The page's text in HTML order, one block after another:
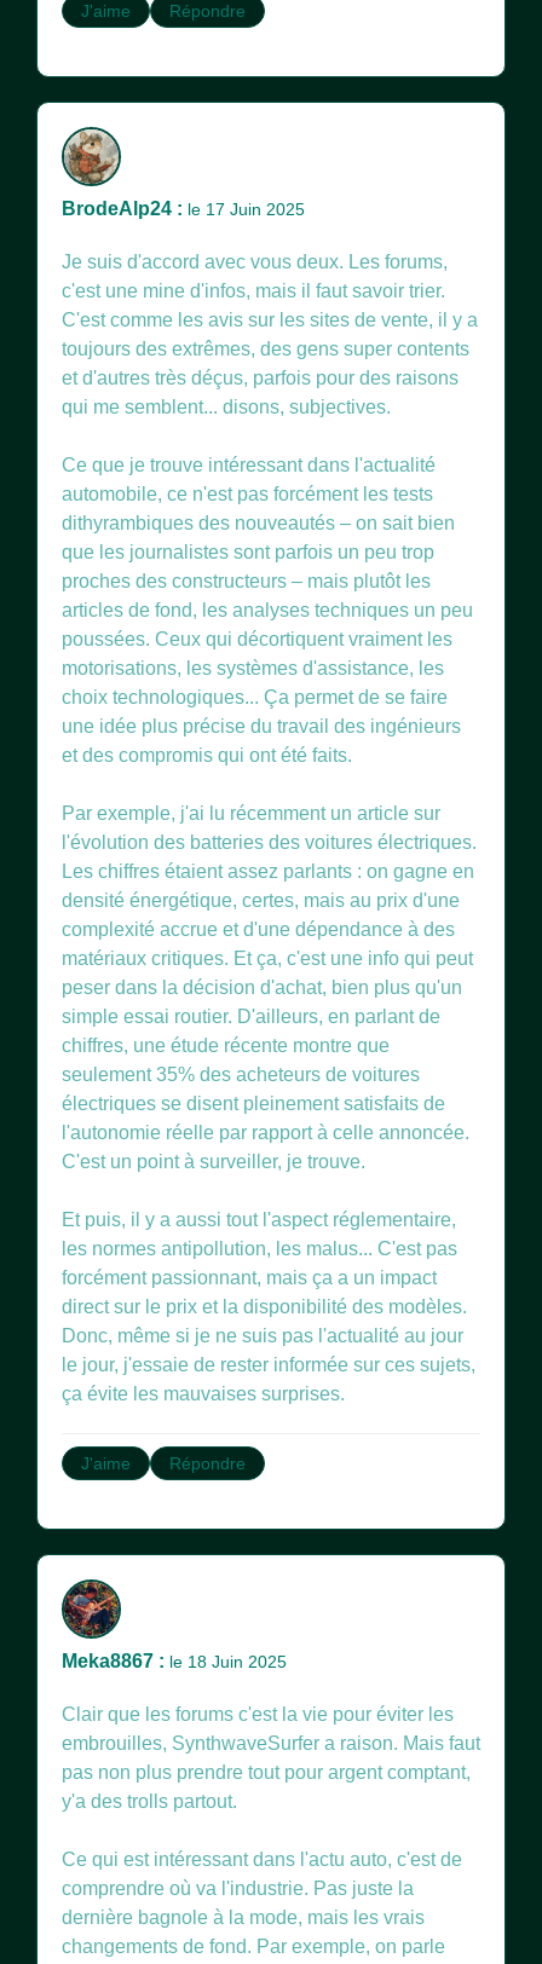
J'aime Répondre
BrodeAlp24 : le 17 Juin 2025
Je suis d'accord avec vous deux. Les forums,
c'est une mine d'infos, mais il faut savoir trier.
C'est comme les avis sur les sites de vente, il y a
toujours des extrêmes, des gens super contents
et d'autres très déçus, parfois pour des raisons
qui me semblent... disons, subjectives.
Ce que je trouve intéressant dans l'actualité
automobile, ce n'est pas forcément les tests
dithyrambiques des nouveautés – on sait bien
que les journalistes sont parfois un peu trop
proches des constructeurs – mais plutôt les
articles de fond, les analyses techniques un peu
poussées. Ceux qui décortiquent vraiment les
motorisations, les systèmes d'assistance, les
choix technologiques... Ça permet de se faire
une idée plus précise du travail des ingénieurs
et des compromis qui ont été faits.
Par exemple, j'ai lu récemment un article sur
l'évolution des batteries des voitures électriques.
Les chiffres étaient assez parlants : on gagne en
densité énergétique, certes, mais au prix d'une
complexité accrue et d'une dépendance à des
matériaux critiques. Et ça, c'est une info qui peut
peser dans la décision d'achat, bien plus qu'un
simple essai routier. D'ailleurs, en parlant de
chiffres, une étude récente montre que
seulement 35% des acheteurs de voitures
électriques se disent pleinement satisfaits de
l'autonomie réelle par rapport à celle annoncée.
C'est un point à surveiller, je trouve.
Et puis, il y a aussi tout l'aspect réglementaire,
les normes antipollution, les malus... C'est pas
forcément passionnant, mais ça a un impact
direct sur le prix et la disponibilité des modèles.
Donc, même si je ne suis pas l'actualité au jour
le jour, j'essaie de rester informée sur ces sujets,
ça évite les mauvaises surprises.
J'aime Répondre
Meka8867 : le 18 Juin 2025
Clair que les forums c'est la vie pour éviter les
embrouilles, SynthwaveSurfer a raison. Mais faut
pas non plus prendre tout pour argent comptant,
y'a des trolls partout.
Ce qui est intéressant dans l'actu auto, c'est de
comprendre où va l'industrie. Pas juste la
dernière bagnole à la mode, mais les vrais
changements de fond. Par exemple, on parle